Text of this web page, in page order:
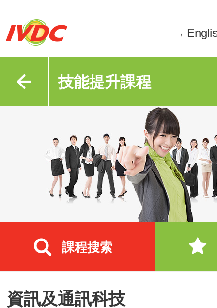
/
技能提升課程
課程搜索
資訊及通訊科技